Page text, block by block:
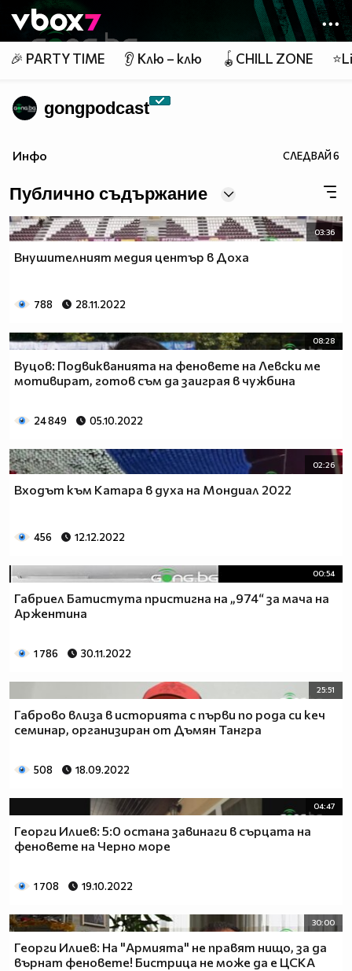
👾
🎉 PARTY TIME 👂 Клю – клю 🪀CHILL ZONE
gongpodcast
Инфо СЛЕДВАЙ6
Публично съдържание
03:36
Внушителният медия център в Доха
788 28.11.2022
08:28
Вуцов: Подвикванията на феновете на Левски ме
мотивират, готов съм да заиграя в чужбина
24 849 05.10.2022
02:26
Входът към Катара в духа на Мондиал 2022
456 12.12.2022
00:54
Габриел Батистута пристигна на „974“ за мача на
Аржентина
1 786 30.11.2022
25:51
Габрово влиза в историята с първи по рода си кеч
семинар, организиран от Дъмян Тангра
508 18.09.2022
04:47
Георги Илиев: 5:0 остана завинаги в сърцата на
феновете на Черно море
1 708 19.10.2022
30:00
Георги Илиев: На "Армията" не правят нищо, за да
върнат феновете! Бистрица не може да е ЦСКА